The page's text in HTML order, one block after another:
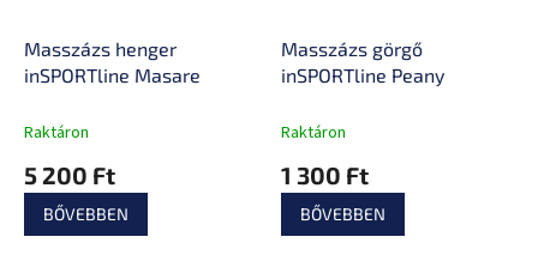
Masszázs henger
inSPORTline Masare
Raktáron
5 200 Ft
BŐVEBBEN
Masszázs görgő
inSPORTline Peany
Raktáron
1 300 Ft
BŐVEBBEN